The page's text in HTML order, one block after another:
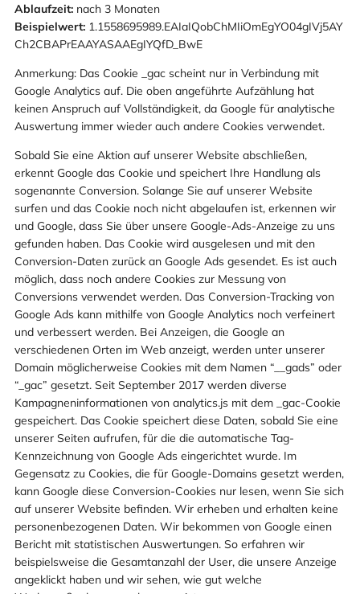
Ablaufzeit: nach 3 Monaten
Beispielwert: 1.1558695989.EAIaIQobChMIiOmEgYO04gIVj5AY
Ch2CBAPrEAAYASAAEgIYQfD_BwE
Anmerkung: Das Cookie _gac scheint nur in Verbindung mit
Google Analytics auf. Die oben angeführte Aufzählung hat
keinen Anspruch auf Vollständigkeit, da Google für analytische
Auswertung immer wieder auch andere Cookies verwendet.
Sobald Sie eine Aktion auf unserer Website abschließen,
erkennt Google das Cookie und speichert Ihre Handlung als
sogenannte Conversion. Solange Sie auf unserer Website
surfen und das Cookie noch nicht abgelaufen ist, erkennen wir
und Google, dass Sie über unsere Google-Ads-Anzeige zu uns
gefunden haben. Das Cookie wird ausgelesen und mit den
Conversion-Daten zurück an Google Ads gesendet. Es ist auch
möglich, dass noch andere Cookies zur Messung von
Conversions verwendet werden. Das Conversion-Tracking von
Google Ads kann mithilfe von Google Analytics noch verfeinert
und verbessert werden. Bei Anzeigen, die Google an
verschiedenen Orten im Web anzeigt, werden unter unserer
Domain möglicherweise Cookies mit dem Namen “__gads” oder
“_gac” gesetzt. Seit September 2017 werden diverse
Kampagneninformationen von analytics.js mit dem _gac-Cookie
gespeichert. Das Cookie speichert diese Daten, sobald Sie eine
unserer Seiten aufrufen, für die die automatische Tag-
Kennzeichnung von Google Ads eingerichtet wurde. Im
Gegensatz zu Cookies, die für Google-Domains gesetzt werden,
kann Google diese Conversion-Cookies nur lesen, wenn Sie sich
auf unserer Website befinden. Wir erheben und erhalten keine
personenbezogenen Daten. Wir bekommen von Google einen
Bericht mit statistischen Auswertungen. So erfahren wir
beispielsweise die Gesamtanzahl der User, die unsere Anzeige
angeklickt haben und wir sehen, wie gut welche